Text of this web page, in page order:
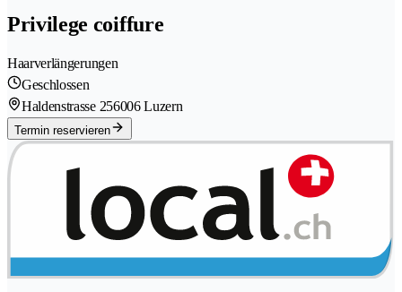
Privilege coiffure
Haarverlängerungen
Geschlossen
Haldenstrasse 256006 Luzern
Termin reservieren